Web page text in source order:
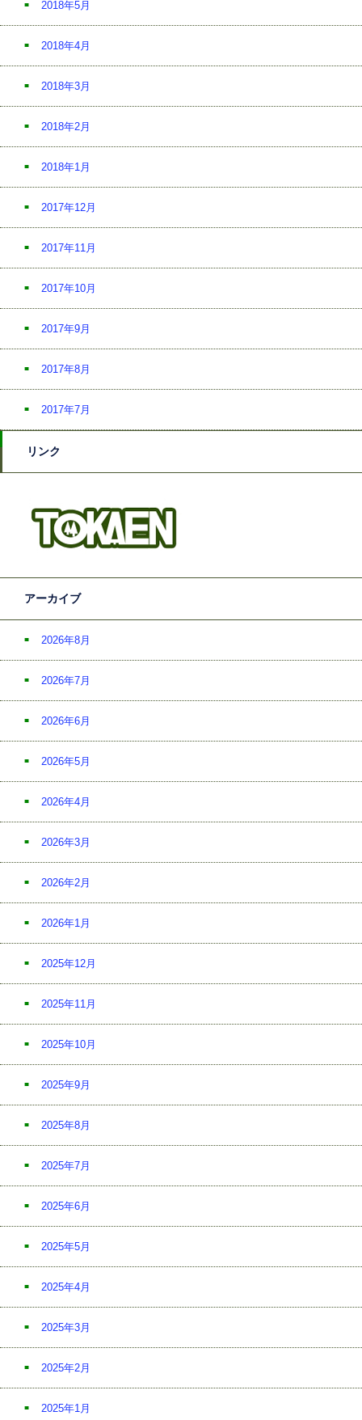
2018年5月
2018年4月
2018年3月
2018年2月
2018年1月
2017年12月
2017年11月
2017年10月
2017年9月
2017年8月
2017年7月
リンク
アーカイブ
2026年8月
2026年7月
2026年6月
2026年5月
2026年4月
2026年3月
2026年2月
2026年1月
2025年12月
2025年11月
2025年10月
2025年9月
2025年8月
2025年7月
2025年6月
2025年5月
2025年4月
2025年3月
2025年2月
2025年1月